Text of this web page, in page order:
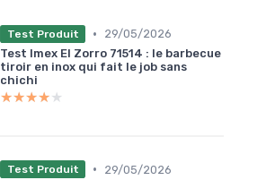
Test Produit •
29/05/2026
Test Imex El Zorro 71514 : le barbecue
tiroir en inox qui fait le job sans
chichi
★★★★★
★★★★★
Test Produit •
29/05/2026